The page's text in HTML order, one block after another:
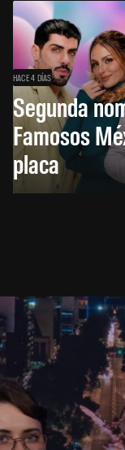
HACE 4 DÍAS
Segunda
Famosos
placa